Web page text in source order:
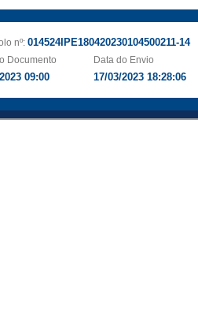
nº: 014524IPE180420230104500211-14
Documento
09:00
Data do Envio
17/03/2023 18:28:06